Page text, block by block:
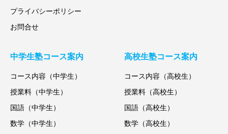
プライバシーポリシー
お問合せ
中学生塾コース案内
コース内容（中学生）
授業料（中学生）
国語（中学生）
数学（中学生）
高校生塾コース案内
コース内容（高校生）
授業料（高校生）
国語（高校生）
数学（高校生）